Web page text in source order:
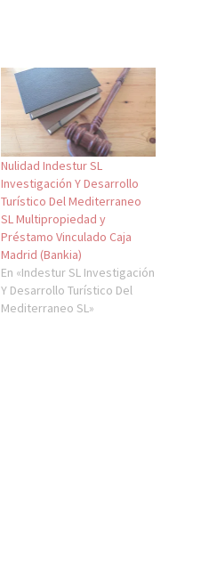
Nulidad Indestur SL
Investigación Y Desarrollo
Turístico Del Mediterraneo
SL Multipropiedad y
Préstamo Vinculado Caja
Madrid (Bankia)
En «Indestur SL Investigación
Y Desarrollo Turístico Del
Mediterraneo SL»